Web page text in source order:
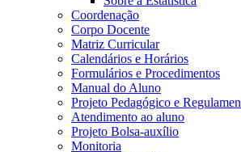
Coordenação
Corpo Docente
Matriz Curricular
Calendários e Horários
Formulários e Procedimentos
Manual do Aluno
Projeto Pedagógico e
Atendimento ao aluno
Projeto Bolsa-auxílio
Monitoria